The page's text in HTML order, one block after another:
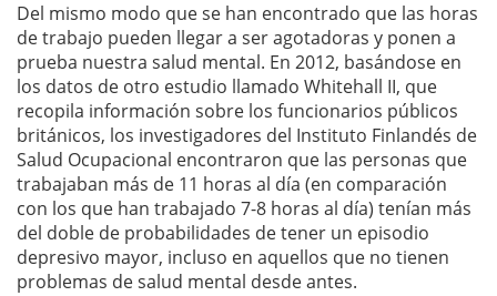
Del mismo modo que se han encontrado que las horas
de trabajo pueden llegar a ser agotadoras y ponen a
prueba nuestra salud mental. En 2012, basándose en
los datos de otro estudio llamado Whitehall II, que
recopila información sobre los funcionarios públicos
británicos, los investigadores del Instituto Finlandés de
Salud Ocupacional encontraron que las personas que
trabajaban más de 11 horas al día (en comparación
con los que han trabajado 7-8 horas al día) tenían más
del doble de probabilidades de tener un episodio
depresivo mayor, incluso en aquellos que no tienen
problemas de salud mental desde antes.